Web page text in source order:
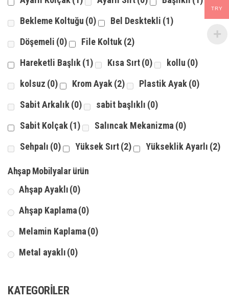
Yükseklik Ayarlı (2)
Ahşap Mobilyalar ürün
Ahşap Ayaklı (0)
Ahşap Kaplama(0)
Melamin Kaplama (0)
Metal ayaklı (0)
Bekleme Koltuğu (0) Bel Desktekli (1)
Döşemeli (0) File Koltuk(2)
Hareketli Başlık(1) Kısa Sırt(0) kollu (0)
kolsuz (0) Krom Ayak(2) Plastik Ayak(0)
Sabit Arkalık(0) sabit başlıklı (0)
Sabit Kolçak(1) Salıncak Mekanizma (0)
Sehpalı (0) Yüksek Sırt(2) Yükseklik Ayarlı (2)
Ahşap Mobilyalar ürün
Ahşap Ayaklı(0)
Ahşap Kaplama(0)
Melamin Kaplama(0)
Metal ayaklı(0)
KATEGORILER
TRY